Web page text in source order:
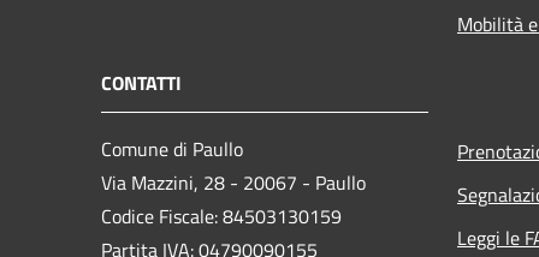
Mobilità
CONTATTI
Comune di Paullo
Via Mazzini, 28 - 20067 - Paullo
Codice Fiscale: 84503130159
Partita IVA: 04790090155
Leggi le